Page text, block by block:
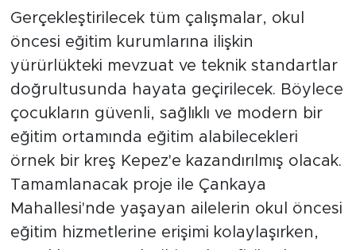
Gerçekleştirilecek tüm çalışmalar, okul
öncesi eğitim kurumlarına ilişkin
yürürlükteki mevzuat ve teknik standartlar
doğrultusunda hayata geçirilecek. Böylece
çocukların güvenli, sağlıklı ve modern bir
eğitim ortamında eğitim alabilecekleri
örnek bir kreş Kepez'e kazandırılmış olacak.
Tamamlanacak proje ile Çankaya
Mahallesi'nde yaşayan ailelerin okul öncesi
eğitim hizmetlerine erişimi kolaylaşırken,